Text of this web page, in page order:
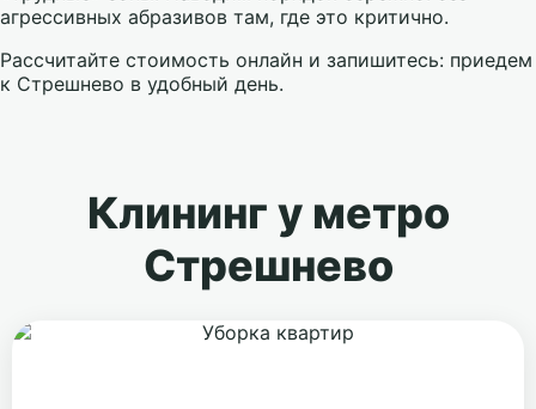
агрессивных абразивов там, где это критично.
Рассчитайте стоимость онлайн и запишитесь: приедем
к Стрешнево в удобный день.
Клининг у метро
Стрешнево